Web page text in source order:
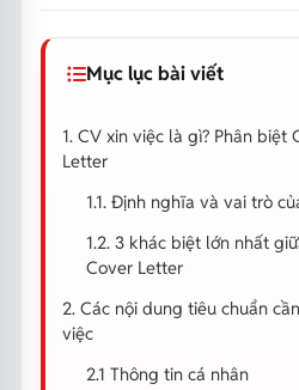
Mục lục bài viết
1. CV xin việc là gì? Phân biệt
Letter
1.1. Định nghĩa và vai trò
1.2. 3 khác biệt lớn nhất
Cover Letter
2. Các nội dung tiêu chuẩn
việc
2.1 Thông tin cá nhân